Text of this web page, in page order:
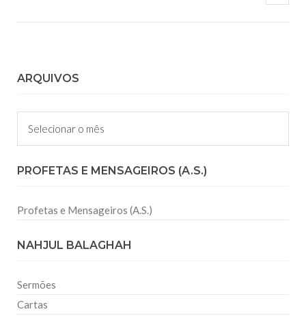
ARQUIVOS
Arquivos
PROFETAS E MENSAGEIROS (A.S.)
Profetas e Mensageiros (A.S.)
NAHJUL BALAGHAH
Sermões
Cartas